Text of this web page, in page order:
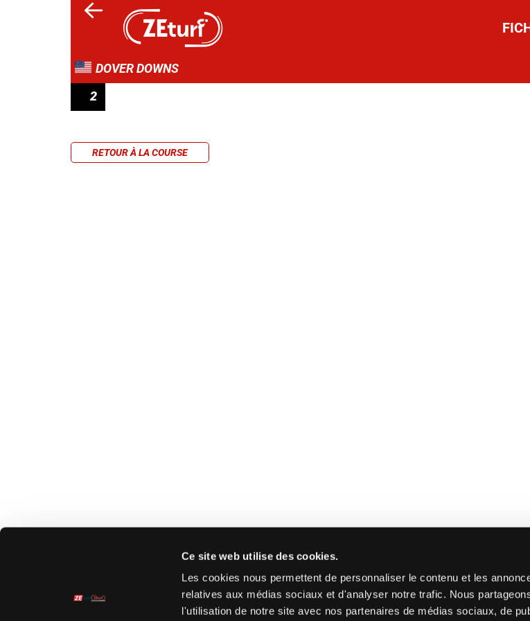
Ce site web utilise des cookies.
Les cookies nous permettent de personnaliser le contenu et les
relatives aux médias sociaux et d'analyser notre trafic. Nous
l'utilisation de notre site avec nos partenaires de médias sociaux, de
DOVER DOWNS
2
RETOUR À LA COURSE